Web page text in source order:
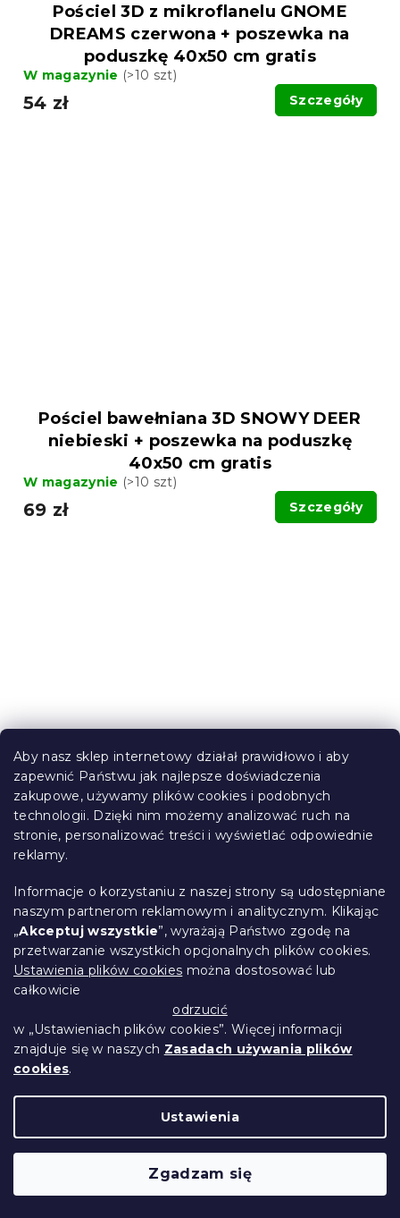
Aby nasz sklep internetowy działał prawidłowo i aby
zapewnić Państwu jak najlepsze doświadczenia
zakupowe, używamy plików cookies i podobnych
technologii. Dzięki nim możemy analizować ruch na
stronie, personalizować treści i wyświetlać odpowiednie
reklamy.
Informacje o korzystaniu z naszej strony są udostępniane
naszym partnerom reklamowym i analitycznym. Klikając
„Akceptuj wszystkie”, wyrażają Państwo zgodę na
przetwarzanie wszystkich opcjonalnych plików cookies.
Ustawienia plików cookies można dostosować lub
całkowicie
odrzucić
w „Ustawieniach plików cookies”. Więcej informacji
znajduje się w naszych Zasadach używania plików
cookies.
Ustawienia
Zgadzam się
Pościel 3D z mikroflanelu GNOME
DREAMS czerwona + poszewka na
poduszkę 40x50 cm gratis
W magazynie (>10 szt)
54 zł Szczegóły
Pościel bawełniana 3D SNOWY DEER
niebieski + poszewka na poduszkę
40x50 cm gratis
W magazynie (>10 szt)
69 zł Szczegóły
Pościel bawełniana ELF I CHOINKA
czerwona
W magazynie
66 zł Szczegóły